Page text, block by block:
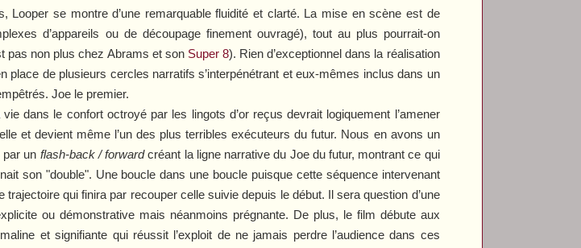
Looper se montre d’une remarquable fluidité et clarté. La mise en scène est de
d’appareils ou de découpage finement ouvragé), tout au plus pourrait-on
pas non plus chez Abrams et son Super 8). Rien d’exceptionnel dans la réalisation
de plusieurs cercles narratifs s’interpénétrant et eux-mêmes inclus dans un
Joe le premier.
dans le confort octroyé par les lingots d’or reçus devrait logiquement l’amener
et devient même l’un des plus terribles exécuteurs du futur. Nous en avons un
par un flash-back / forwardcréant la ligne narrative du Joe du futur, montrant ce qui
son "double". Une boucle dans une boucle puisque cette séquence intervenant
qui finira par recouper celle suivie depuis le début. Il sera question d’une
ou démonstrative mais néanmoins prégnante. De plus, le film débute aux
et signifiante qui réussit l’exploit de ne jamais perdre l’audience dans ces